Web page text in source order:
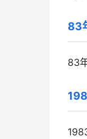
83
83